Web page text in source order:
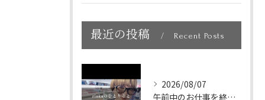
最近の投稿 Recent Posts
2026/08/07
午前中のお仕事を終えて、新大久保へランチに🇰🇷🤍